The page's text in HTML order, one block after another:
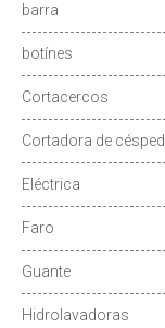
barra
botínes
Cortacercos
Cortadora de césped
Eléctrica
Faro
Guante
Hidrolavadoras